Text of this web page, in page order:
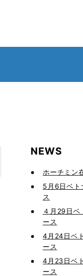
NEWS
ホーチミン
5月6日ベト
ス
４月29日ベ
ース
4月24日ベ
ース
4月23日ベ
ース